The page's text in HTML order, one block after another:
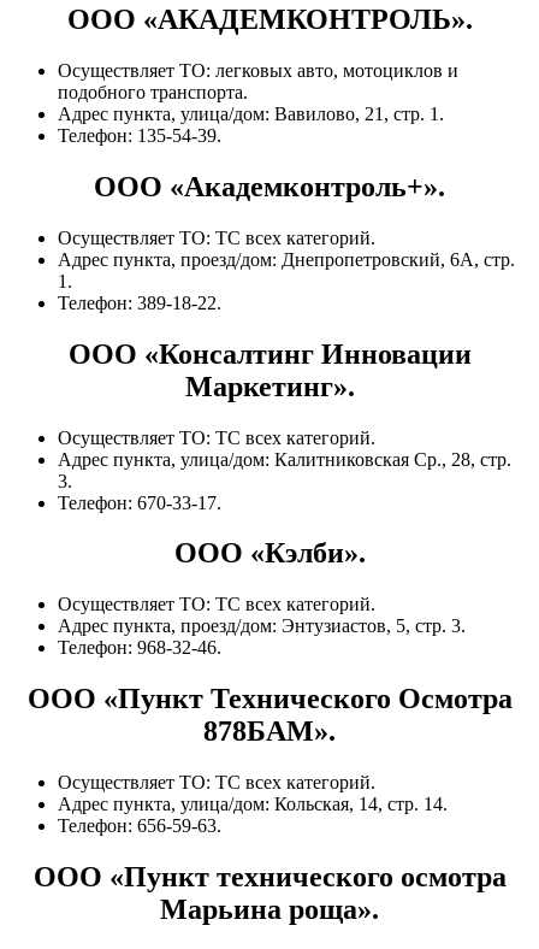
ООО «АКАДЕМКОНТРОЛЬ».
Осуществляет ТО: легковых авто, мотоциклов и
подобного транспорта.
Адрес пункта, улица/дом: Вавилово, 21, стр. 1.
Телефон: 135-54-39.
ООО «Академконтроль+».
Осуществляет ТО: ТС всех категорий.
Адрес пункта, проезд/дом: Днепропетровский, 6А, стр.
1.
Телефон: 389-18-22.
ООО «Консалтинг Инновации
Маркетинг».
Осуществляет ТО: ТС всех категорий.
Адрес пункта, улица/дом: Калитниковская Ср., 28, стр.
3.
Телефон: 670-33-17.
ООО «Кэлби».
Осуществляет ТО: ТС всех категорий.
Адрес пункта, проезд/дом: Энтузиастов, 5, стр. 3.
Телефон: 968-32-46.
ООО «Пункт Технического Осмотра
878БАМ».
Осуществляет ТО: ТС всех категорий.
Адрес пункта, улица/дом: Кольская, 14, стр. 14.
Телефон: 656-59-63.
ООО «Пункт технического осмотра
Марьина роща».